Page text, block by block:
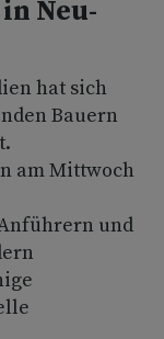
Neu-
hat sich
Bauern
am Mittwoch
und